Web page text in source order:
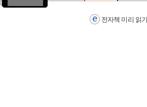
전자책 미리 읽기